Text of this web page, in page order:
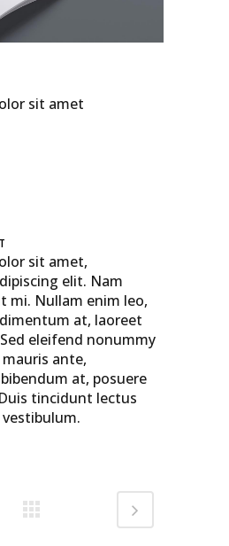
sit amet
sit amet,
elit. Nam
mi. Nullam enim leo,
at, laoreet
eleifend nonummy
ante,
at, posuere
tincidunt lectus